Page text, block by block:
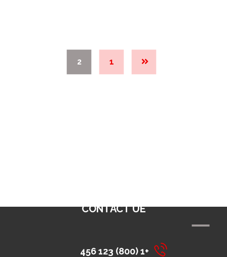
1
2
CONTACT UE
+1 (800) 123 456